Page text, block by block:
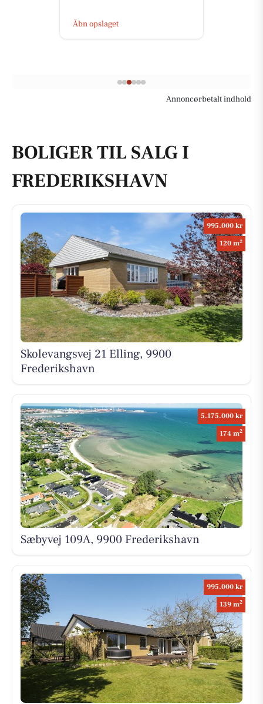
Åbn opslaget
Annoncørbetalt indhold
BOLIGER TIL SALG I
FREDERIKSHAVN
995.000 kr
120 m2
Skolevangsvej 21 Elling, 9900
Frederikshavn
5.175.000 kr
174 m2
Sæbyvej 109A, 9900 Frederikshavn
995.000 kr
139 m2